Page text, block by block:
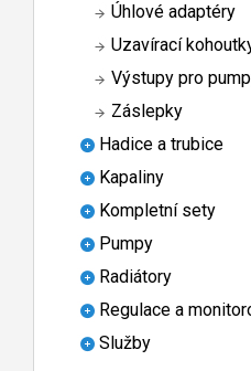
Úhlové adaptéry
Uzavírací
Výstupy pro
Záslepky
Hadice a trubice
Kapaliny
Kompletní sety
Pumpy
Radiátory
Regulace a
Služby